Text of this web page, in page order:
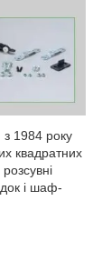
з 1984 року
квадратних
і шаф-